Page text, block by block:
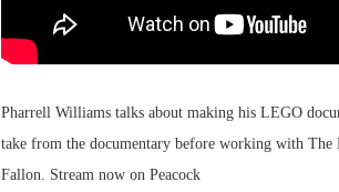
Pharrell Williams talks about making his LEGO
take from the documentary before working with
Fallon. Stream now on Peacock